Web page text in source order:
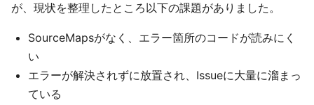
が、現状を整理したところ以下の課題がありました。
SourceMapsがなく、エラー箇所のコードが読みにく
い
エラーが解決されずに放置され、Issueに大量に溜まっ
ている